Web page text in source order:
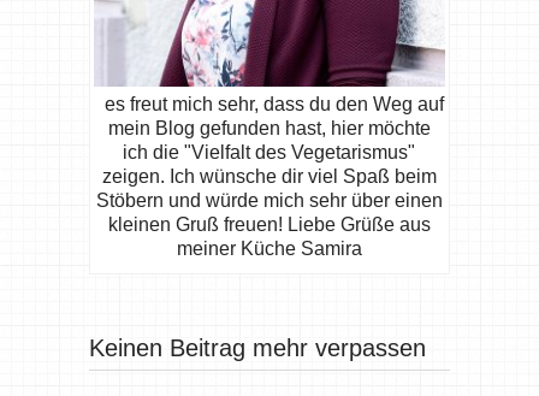
es freut mich sehr, dass du den Weg auf
mein Blog gefunden hast, hier möchte
ich die "Vielfalt des Vegetarismus"
zeigen. Ich wünsche dir viel Spaß beim
Stöbern und würde mich sehr über einen
kleinen Gruß freuen! Liebe Grüße aus
meiner Küche Samira
Keinen Beitrag mehr verpassen